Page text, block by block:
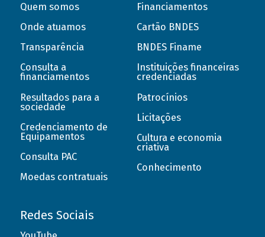
Quem somos
Onde atuamos
Transparência
Consulta a
financiamentos
Resultados para a
sociedade
Credenciamento de
Equipamentos
Consulta PAC
Moedas contratuais
Financiamentos
Cartão BNDES
BNDES Finame
Instituições financeiras
credenciadas
Patrocínios
Licitações
Cultura e economia
criativa
Conhecimento
Redes Sociais